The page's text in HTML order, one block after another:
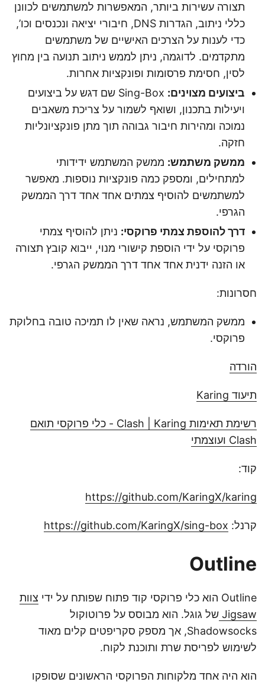
תצורה עשירות ביותר, המאפשרות למשתמשים לכוונן
כללי ניתוב, הגדרות DNS, חיבורי יציאה ונכנסים וכו’,
כדי לענות על הצרכים האישיים של משתמשים
מתקדמים. לדוגמה, ניתן לממש ניתוב תנועה בין מחוץ
לסין, חסימת פרסומות ופונקציות אחרות.
ביצועים מצוינים:
Sing-Box שם דגש על ביצועים
ויעילות בתכנון, ושואף לשמור על צריכת משאבים
נמוכה ומהירות חיבור גבוהה תוך מתן פונקציונליות
חזקה.
ממשק משתמש: ממשק המשתמש ידידותי
למתחילים, ומספק כמה פונקציות נוספות. מאפשר
למשתמשים להוסיף צמתים אחד אחד דרך הממשק
הגרפי.
דרך להוספת צמתי פרוקסי: ניתן להוסיף צמתי
פרוקסי על ידי הוספת קישורי מנוי, ייבוא קובץ תצורה
או הזנה ידנית אחד אחד דרך הממשק הגרפי.
חסרונות:
ממשק המשתמש, נראה שאין לו תמיכה טובה בחלוקת
פרוקסי.
הורדה
תיעוד Karing
רשימת תאימות Clash | Karing - כלי פרוקסי תואם
Clash ועוצמתי
קוד:
https://github.com/KaringX/karing
קרנל: https://github.com/KaringX/sing-box
Outline
Outline הוא כלי פרוקסי קוד פתוח שפותח על ידי
צוות
Jigsaw של גוגל. הוא מבוסס על פרוטוקול
Shadowsocks, אך מספק סקריפטים קלים מאוד
לשימוש לפריסת שרת ותוכנת לקוח.
הוא היה אחד מלקוחות הפרוקסי הראשונים שסופקו